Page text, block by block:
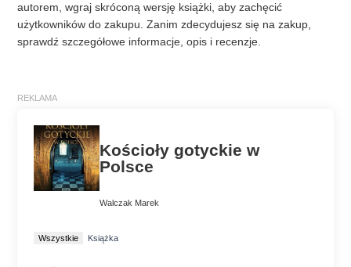
autorem, wgraj skróconą wersję książki, aby zachęcić
użytkowników do zakupu. Zanim zdecydujesz się na zakup,
sprawdź szczegółowe informacje, opis i recenzje.